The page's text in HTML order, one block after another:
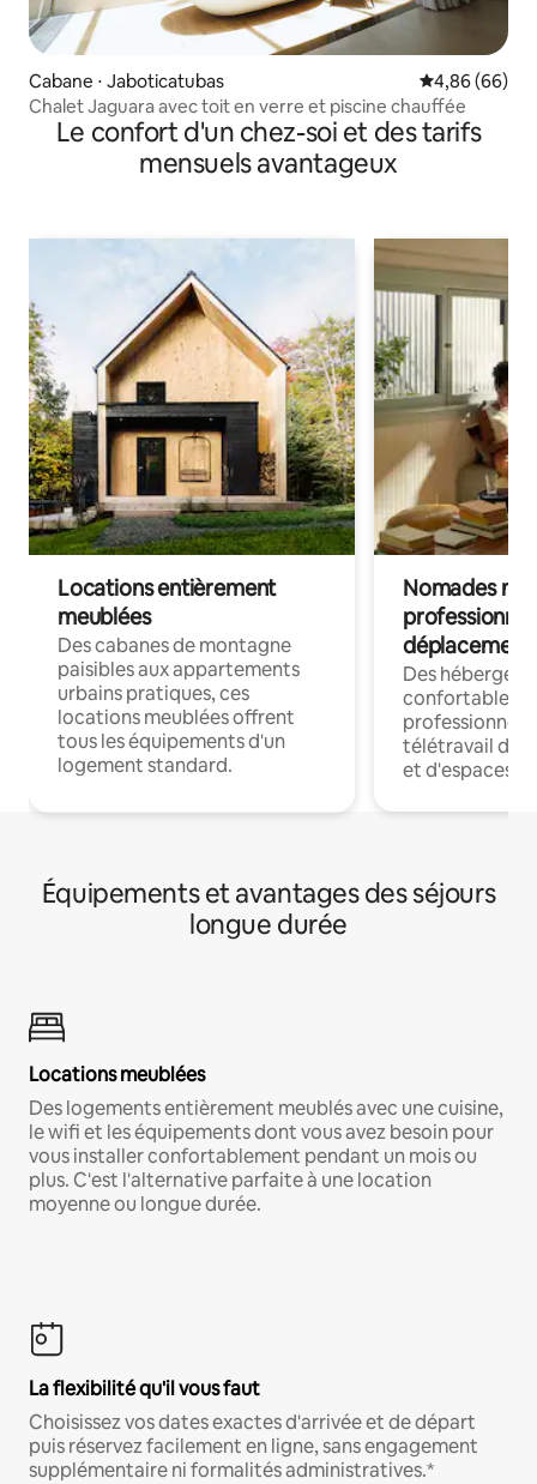
Cabane ⋅ Jaboticatubas Évaluation
4,86 (66)
Chalet Jaguara avec toit en verre et piscine chauffée
Le confort d'un chez-soi et des tarifs
mensuels avantageux
Locations entièrement
meublées
Des cabanes de montagne
paisibles aux appartements
urbains pratiques, ces
locations meublées offrent
tous les équipements d'un
logement standard.
Nomades
déplacement
Des
confortables
professionnels
télétravail
et d'espaces
Équipements et avantages des séjours
longue durée
Locations meublées
Des logements entièrement meublés avec une cuisine,
le wifi et les équipements dont vous avez besoin pour
vous installer confortablement pendant un mois ou
plus. C'est l'alternative parfaite à une location
moyenne ou longue durée.
La flexibilité qu'il vous faut
Choisissez vos dates exactes d'arrivée et de départ
puis réservez facilement en ligne, sans engagement
supplémentaire ni formalités administratives.*